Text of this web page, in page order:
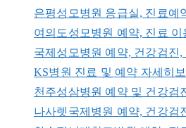
은평성모병원 응급실, 진료예
여의도성모병원 예약, 진료 이
국제성모병원 예약, 건강검진,
KS병원 진료 및 예약 자세히보
천주성삼병원 예약 및 건강검
나사렛국제병원 예약, 건강검